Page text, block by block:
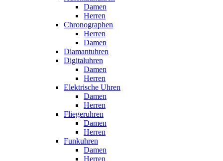
Damen
Herren
Chronographen
Herren
Damen
Diamantuhren
Digitaluhren
Damen
Herren
Elektrische Uhren
Damen
Herren
Fliegeruhren
Damen
Herren
Funkuhren
Damen
Herren